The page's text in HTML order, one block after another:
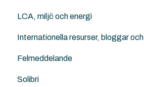
Solibri
Archicad
LCA, miljö och energi
Anavitor LCA
Internationella resurser, bloggar
Graphisoft
Felmeddelande
Archicad
Solibri